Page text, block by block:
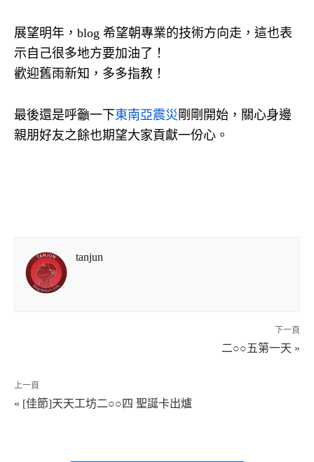
展望明年，blog 希望朝專業的技術方向走，這也表
示自己很多地方要加油了！
歡迎舊雨新知，多多指教！
最後還是呼籲一下東南亞震災 剛剛開始，關心身邊
親朋好友之餘也期望大家貢獻一份心。
tanjun
下一頁
二○○五第一天 »
上一頁
« [佳節]天天工坊二○○四 聖誕卡出爐